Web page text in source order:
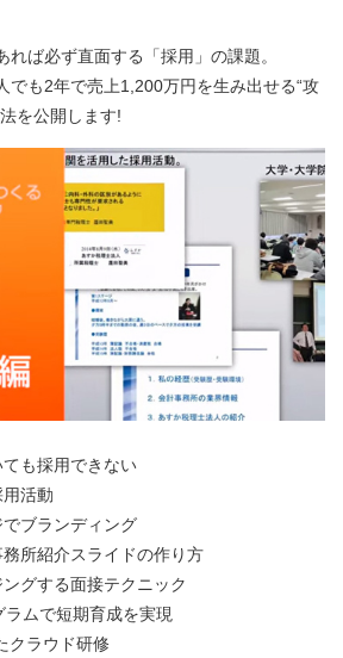
ば必ず直面する「採用」の課題。
でも2年で売上1,200万円を生み出せる“攻
を公開します!
も採用できない
活動
ブランディング
所紹介スライドの作り方
グする面接テクニック
ムで短期育成を実現
クラウド研修